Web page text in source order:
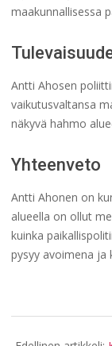
maakunnallisessa
Antti Ahosen
vaikutusvaltansa
näkyvä hahmo
Yhteenveto
Antti Ahonen on
alueella on ollut
kuinka
pysyy avoimena ja